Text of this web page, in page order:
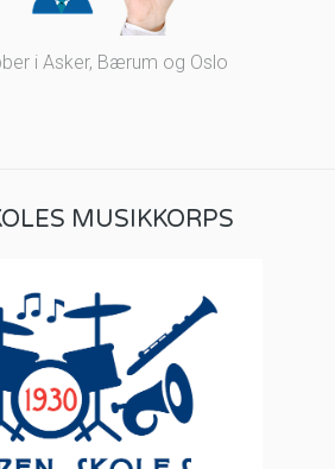
i Asker, Bærum og Oslo
MUSIKKORPS